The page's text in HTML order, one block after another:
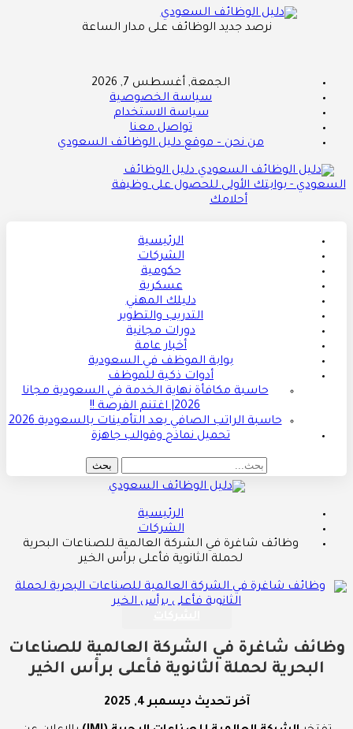
نرصد جديد الوظائف على مدار الساعة
الجمعة, أغسطس 7, 2026
سياسة الخصوصية
سياسة الاستخدام
تواصل معنا
من نحن – موقع دليل الوظائف السعودي
دليل الوظائف
السعودي - بوابتك الأولى للحصول على وظيفة
أحلامك
الرئيسية
الشركات
حكومية
عسكرية
دليلك المهني
التدريب والتطوير
دورات مجانية
أخبار عامة
بوابة الموظف في السعودية
أدوات ذكية للموظف
حاسبة مكافأة نهاية الخدمة في السعودية مجانا
2026| اغتنم الفرصة !!
حاسبة الراتب الصافي بعد التأمينات بالسعودية 2026
تحميل نماذج وقوالب جاهزة
الرئيسية
الشركات
وظائف شاغرة في الشركة العالمية للصناعات البحرية
لحملة الثانوية فأعلى برأس الخير
وظائف شاغرة في الشركة العالمية للصناعات
البحرية لحملة الثانوية فأعلى برأس الخير
آخر تحديث ديسمبر 4, 2025